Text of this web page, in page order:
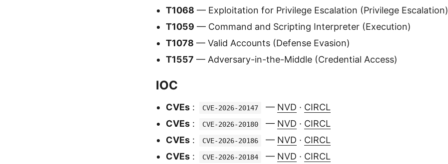
T1068 — Exploitation for Privilege Escalation (Privilege Escalation)
T1059 — Command and Scripting Interpreter (Execution)
T1078 — Valid Accounts (Defense Evasion)
T1557 — Adversary-in-the-Middle (Credential Access)
IOC
CVEs : CVE-2026-20147 — NVD · CIRCL
CVEs : CVE-2026-20180 — NVD · CIRCL
CVEs : CVE-2026-20186 — NVD · CIRCL
CVEs : CVE-2026-20184 — NVD · CIRCL